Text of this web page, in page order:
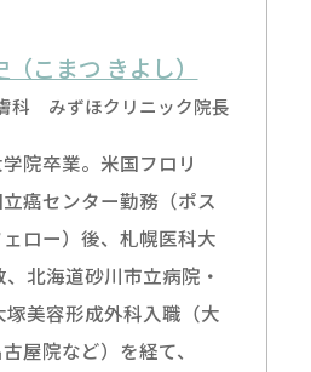
こまつ きよし）
科 みずほクリニック院長
院卒業。米国フロリ
癌センター勤務（ポス
ロー）後、札幌医科大
北海道砂川市立病院・
美容形成外科入職（大
屋院など）を経て、